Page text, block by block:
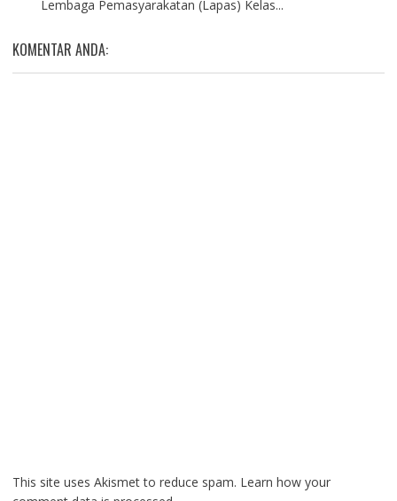
Lembaga Pemasyarakatan (Lapas) Kelas...
KOMENTAR ANDA:
This site uses Akismet to reduce spam. Learn how your